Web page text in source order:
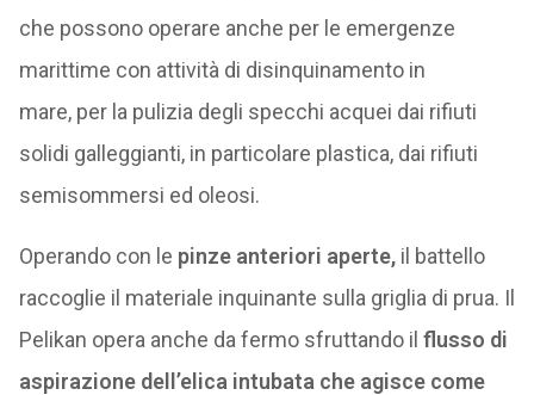
che possono operare anche per le emergenze
marittime con attività di disinquinamento in
mare, per la pulizia degli specchi acquei dai rifiuti
solidi galleggianti, in particolare plastica, dai rifiuti
semisommersi ed oleosi.
Operando con le pinze anteriori aperte,il battello
raccoglie il materiale inquinante sulla griglia di prua. Il
Pelikan opera anche da fermo sfruttando il flusso di
aspirazione dell’elica intubata che agisce come